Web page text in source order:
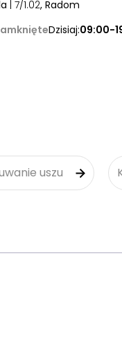
| 7/1.02, Radom
Dzisiaj:09:00-
uszu